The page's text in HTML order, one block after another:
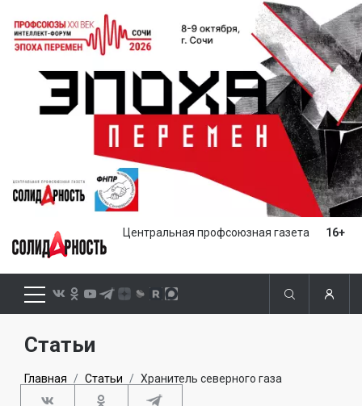
Центральная профсоюзная газета 16+
Статьи
Главная Статьи Хранитель северного газа